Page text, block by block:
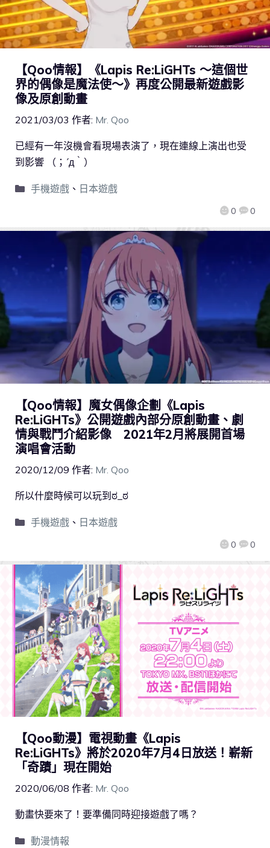
【Qoo情報】《Lapis Re:LiGHTs ～這個世
界的偶像是魔法使～》再度公開最新遊戲影
像及原創動畫
2021/03/03 作者: Mr. Qoo
0 0
已經有一年沒機會看現場表演了，現在連線上演出也受
到影響 （；´д｀）
手機遊戲、 日本遊戲
【Qoo情報】魔女偶像企劃《Lapis
Re:LiGHTs》公開遊戲內部分原創動畫、劇
情與戰鬥介紹影像 2021年2月將展開首場
演唱會活動
2020/12/09 作者: Mr. Qoo
0 0
所以什麼時候可以玩到ಠ_ಠ
手機遊戲、 日本遊戲
【Qoo動漫】電視動畫《Lapis
Re:LiGHTs》將於2020年7月4日放送！嶄新
「奇蹟」現在開始
2020/06/08 作者: Mr. Qoo
動畫快要來了！要準備同時迎接遊戲了嗎？
動漫情報